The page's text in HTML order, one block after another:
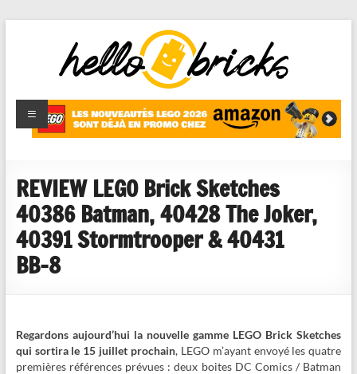
HelloBricks
Blog LEGO,
nouveaut�s
reviews
REVIEW LEGO Brick Sketches
40386 Batman, 40428 The Joker,
40391 Stormtrooper & 40431
BB-8
Regardons aujourd’hui la nouvelle gamme LEGO Brick Sketches
qui sortira le 15 juillet prochain, LEGO m’ayant envoyé les quatre
premières références prévues : deux boites DC Comics / Batman